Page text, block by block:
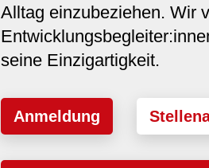
Alltag einzubeziehen. Wir
seine Einzigartigkeit.
Anmeldung